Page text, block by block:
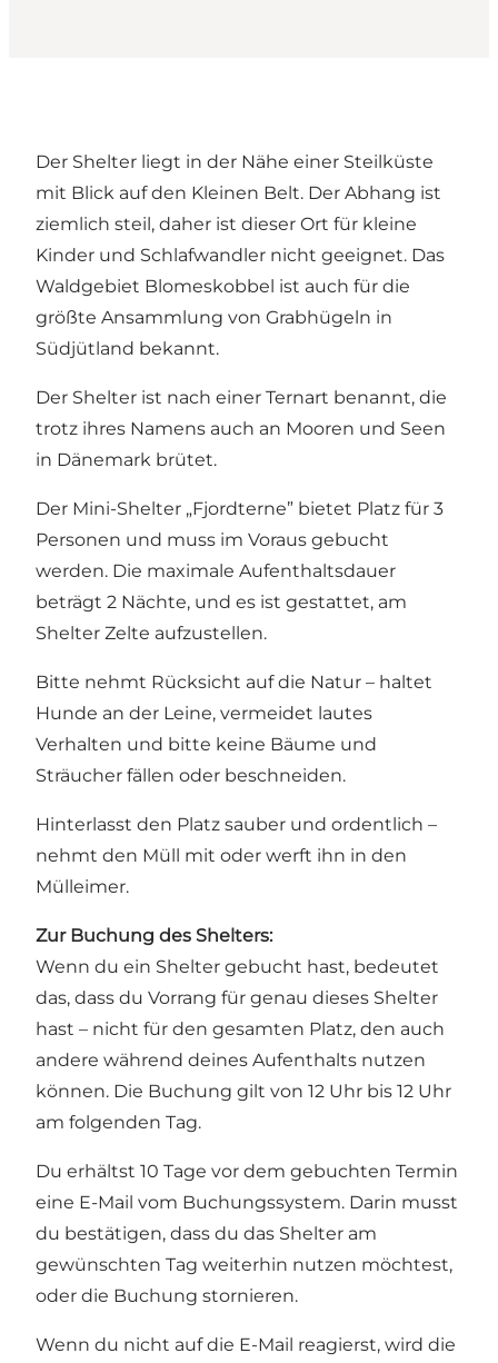
Der Shelter liegt in der Nähe einer Steilküste
mit Blick auf den Kleinen Belt. Der Abhang ist
ziemlich steil, daher ist dieser Ort für kleine
Kinder und Schlafwandler nicht geeignet. Das
Waldgebiet Blomeskobbel ist auch für die
größte Ansammlung von Grabhügeln in
Südjütland bekannt.
Der Shelter ist nach einer Ternart benannt, die
trotz ihres Namens auch an Mooren und Seen
in Dänemark brütet.
Der Mini-Shelter „Fjordterne” bietet Platz für 3
Personen und muss im Voraus gebucht
werden. Die maximale Aufenthaltsdauer
beträgt 2 Nächte, und es ist gestattet, am
Shelter Zelte aufzustellen.
Bitte nehmt Rücksicht auf die Natur – haltet
Hunde an der Leine, vermeidet lautes
Verhalten und bitte keine Bäume und
Sträucher fällen oder beschneiden.
Hinterlasst den Platz sauber und ordentlich –
nehmt den Müll mit oder werft ihn in den
Mülleimer.
Zur Buchung des Shelters:
Wenn du ein Shelter gebucht hast, bedeutet
das, dass du Vorrang für genau dieses Shelter
hast – nicht für den gesamten Platz, den auch
andere während deines Aufenthalts nutzen
können. Die Buchung gilt von 12 Uhr bis 12 Uhr
am folgenden Tag.
Du erhältst 10 Tage vor dem gebuchten Termin
eine E-Mail vom Buchungssystem. Darin musst
du bestätigen, dass du das Shelter am
gewünschten Tag weiterhin nutzen möchtest,
oder die Buchung stornieren.
Wenn du nicht auf die E-Mail reagierst, wird die